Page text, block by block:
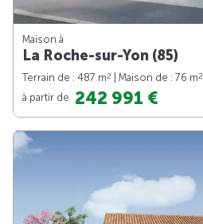
Maison à
La Roche-sur-Yon (85)
Terrain de : 487 m2 | Maison de : 76 m2
à partir de 242 991 €